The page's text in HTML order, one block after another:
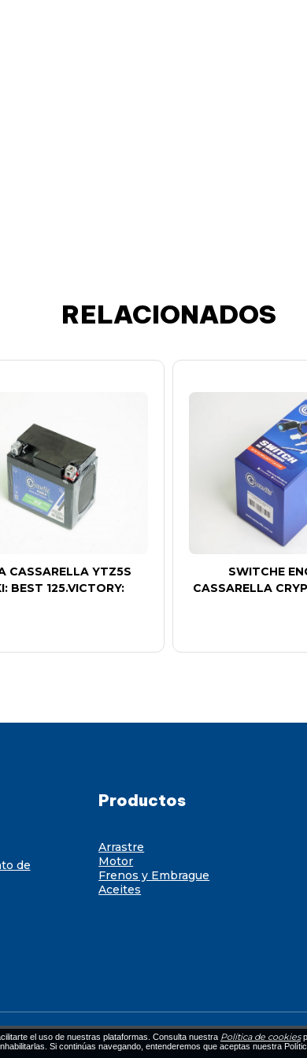
RELACIONADOS
CASSARELLA YTZ5S
BEST 125.VICTORY:
SWITCHE
CASSARELLA
de
Productos
Arrastre
Motor
Frenos y Embrague
Aceites
el uso de nuestras plataformas. Consulta nuestra Política de cookies
Si continúas navegando, entenderemos que aceptas nuestra